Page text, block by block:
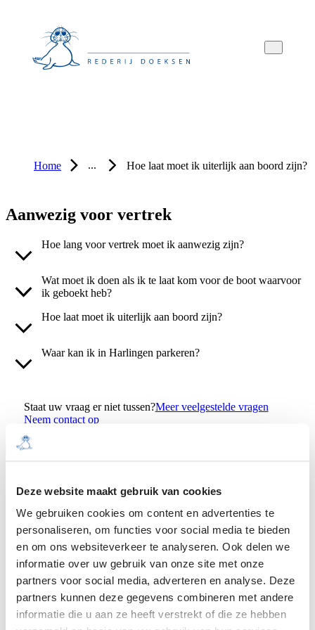
Deze website maakt gebruik van cookies
We gebruiken cookies om content en advertenties te
personaliseren, om functies voor social media te bieden
en om ons websiteverkeer te analyseren. Ook delen we
informatie over uw gebruik van onze site met onze
partners voor social media, adverteren en analyse. Deze
partners kunnen deze gegevens combineren met andere
informatie die u aan ze heeft verstrekt of die ze hebben
Overslaan
naar
hoofdnavigatie
Overslaan
naar
hoofdinhoud
Overslaan
naar
voettekstinhoud
Home ... Hoe laat moet ik uiterlijk aan boord zijn?
Aanwezig voor vertrek
Hoe lang voor vertrek moet ik aanwezig zijn?
Wat moet ik doen als ik te laat kom voor de boot waarvoor
ik geboekt heb?
Hoe laat moet ik uiterlijk aan boord zijn?
Waar kan ik in Harlingen parkeren?
Staat uw vraag er niet tussen?Meer veelgestelde vragen
Neem contact op
MAAK DE OVERTOCHT MET
REDERIJ DOEKSEN
Bekijk alle afvaarten